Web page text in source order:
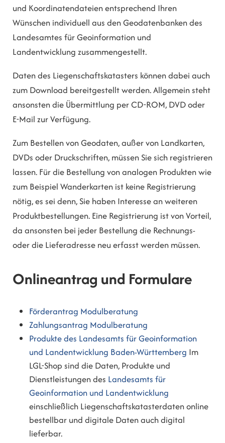
und Koordinatendateien entsprechend Ihren
Wünschen individuell aus den Geodatenbanken des
Landesamtes für Geoinformation und
Landentwicklung zusammengestellt.
Daten des Liegenschaftskatasters können dabei auch
zum Download bereitgestellt werden. Allgemein steht
ansonsten die Übermittlung per CD-ROM, DVD oder
E-Mail zur Verfügung.
Zum Bestellen von Geodaten, außer von Landkarten,
DVDs oder Druckschriften, müssen Sie sich registrieren
lassen. Für die Bestellung von analogen Produkten wie
zum Beispiel Wanderkarten ist keine Registrierung
nötig, es sei denn, Sie haben Interesse an weiteren
Produktbestellungen. Eine Registrierung ist von Vorteil,
da ansonsten bei jeder Bestellung die Rechnungs-
oder die Lieferadresse neu erfasst werden müssen.
Onlineantrag und Formulare
Förderantrag Modulberatung
Zahlungsantrag Modulberatung
Produkte des Landesamts für Geoinformation
und Landentwicklung Baden-Württemberg Im
LGL-Shop sind die Daten, Produkte und
Dienstleistungen des Landesamts für
Geoinformation und Landentwicklung
einschließlich Liegenschaftskatasterdaten online
bestellbar und digitale Daten auch digital
lieferbar.